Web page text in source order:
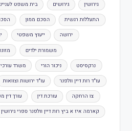
בית משפט גירושים גירושין
הסכם ממון התעללות רגשית
ייעוץ משפטי ירושה
משמורת ילדים
משרד עורכי ניכור הורי נרקסיסט
עו"ד ירושות וצוואות עו"ד רות דיין וולפנר
עורך דין עורכת דין צו הרחקה
קארמה איז א ביץ רות דיין וולפנר ספרי גירושין